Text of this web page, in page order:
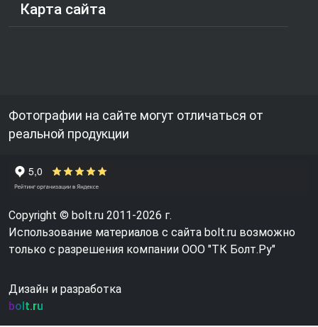
Карта сайта
Фотографии на сайте могут отличаться от
реальной продукции
Copyright © bolt.ru 2011-2026 г.
Использование материалов с сайта bolt.ru возможно
только с разрешения компании ООО "ТК Болт.Ру"
Дизайн и разработка
bolt.ru